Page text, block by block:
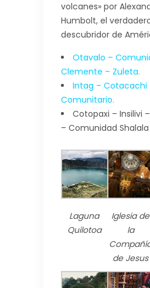
volcanes» por
Humbolt, el
descubridor de
Otavalo –
Clemente – Zuleta.
Intag – Cotacachi
Comunitario.
Cotopaxi – Insilivi
– Comunidad
Laguna
Quilotoa
Iglesia de
la
de Jesus